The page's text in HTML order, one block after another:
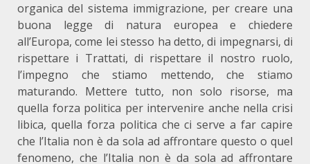
organica del sistema immigrazione, per creare una
buona legge di natura europea e chiedere
all’Europa, come lei stesso ha detto, di impegnarsi, di
rispettare i Trattati, di rispettare il nostro ruolo,
l’impegno che stiamo mettendo, che stiamo
maturando. Mettere tutto, non solo risorse, ma
quella forza politica per intervenire anche nella crisi
libica, quella forza politica che ci serve a far capire
che l’Italia non è da sola ad affrontare questo o quel
fenomeno, che l’Italia non è da sola ad affrontare